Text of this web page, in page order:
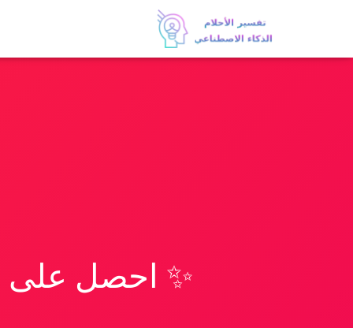
✨ احصل على